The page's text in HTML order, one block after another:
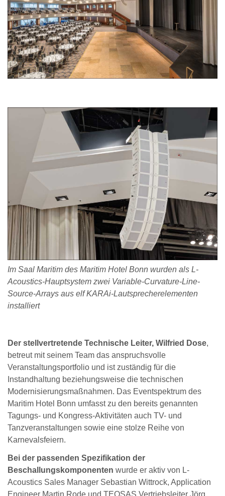
Im Saal Maritim des Maritim Hotel Bonn wurden als L-
Acoustics-Hauptsystem zwei Variable-Curvature-Line-
Source-Arrays aus elf KARAi-Lautsprecherelementen
installiert
Der stellvertretende Technische Leiter, Wilfried Dose,
betreut mit seinem Team das anspruchsvolle
Veranstaltungsportfolio und ist zuständig für die
Instandhaltung beziehungsweise die technischen
Modernisierungsmaßnahmen. Das Eventspektrum des
Maritim Hotel Bonn umfasst zu den bereits genannten
Tagungs- und Kongress-Aktivitäten auch TV- und
Tanzveranstaltungen sowie eine stolze Reihe von
Karnevalsfeiern.
Bei der passenden Spezifikation der
Beschallungskomponenten wurde er aktiv von L-
Acoustics Sales Manager Sebastian Wittrock, Application